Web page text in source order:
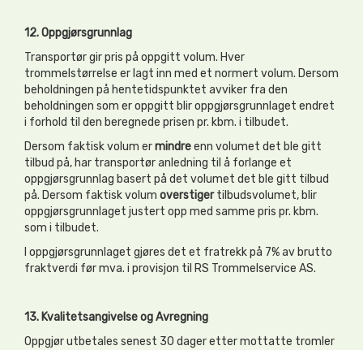
12. Oppgjørsgrunnlag
Transportør gir pris på oppgitt volum. Hver
trommelstørrelse er lagt inn med et normert volum. Dersom
beholdningen på hentetidspunktet avviker fra den
beholdningen som er oppgitt blir oppgjørsgrunnlaget endret
i forhold til den beregnede prisen pr. kbm. i tilbudet.
Dersom faktisk volum ermindreenn volumet det ble gitt
tilbud på, har transportør anledning til å forlange et
oppgjørsgrunnlag basert på det volumet det ble gitt tilbud
på. Dersom faktisk volum overstigertilbudsvolumet, blir
oppgjørsgrunnlaget justert opp med samme pris pr. kbm.
som i tilbudet.
I oppgjørsgrunnlaget gjøres det et fratrekk på 7% av brutto
fraktverdi før mva. i provisjon til RS Trommelservice AS.
13. Kvalitetsangivelse og Avregning
Oppgjør utbetales senest 30 dager etter mottatte tromler